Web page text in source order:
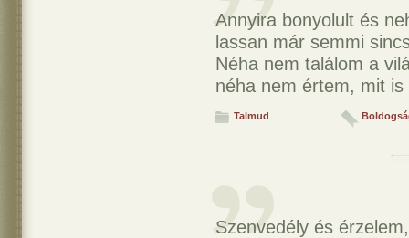
Annyira bonyolult és
lassan már semmi
Néha nem találom a
néha nem értem, mit
Talmud
Szenvedély és érzelem,